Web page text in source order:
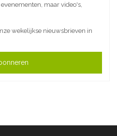
maar video's,
wekelijkse nieuwsbrieven in